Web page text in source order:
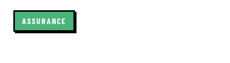
ASSURANCE